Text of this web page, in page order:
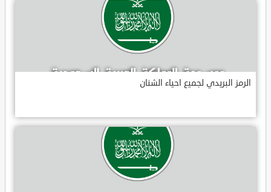
الرمز البريدي لجميع احياء الشنان